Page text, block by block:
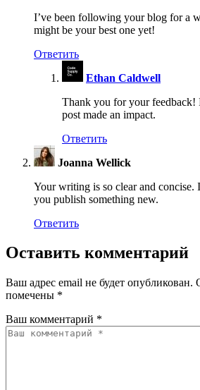
I’ve been following your blog for a
might be your best one yet!
Ответить
Ethan Caldwell
Thank you for your feedback!
post made an impact.
Ответить
Joanna Wellick
Your writing is so clear and concise.
you publish something new.
Ответить
Оставить комментарий
Ваш адрес email не будет опубликован.
помечены *
Ваш комментарий *